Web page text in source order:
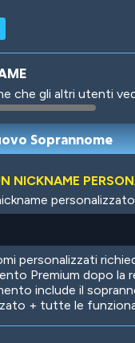
Jungle Cats
che gli altri utenti
NICKNAME
personalizzato
personalizzati
Premium dopo la
include il
+ tutte le